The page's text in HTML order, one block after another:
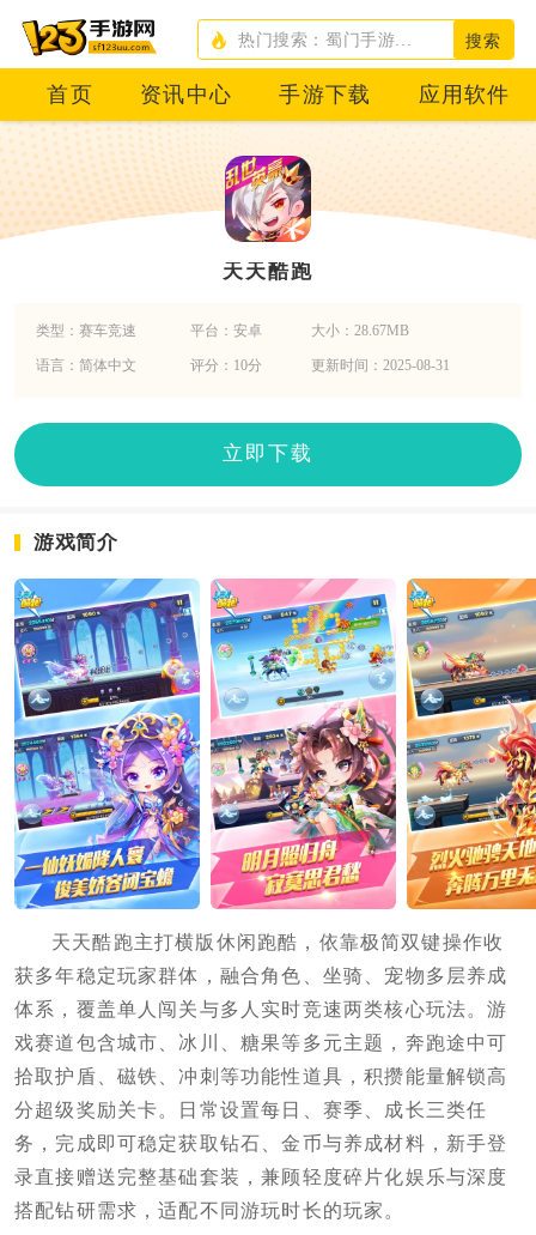
搜索
首页 资讯中心 手游下载 应用软件
天天酷跑
类型：赛车竞速 平台：安卓 大小：28.67MB
语言：简体中文 评分：10分 更新时间：2025-08-31
立即下载
游戏简介
天天酷跑主打横版休闲跑酷，依靠极简双键操作收
获多年稳定玩家群体，融合角色、坐骑、宠物多层养成
体系，覆盖单人闯关与多人实时竞速两类核心玩法。游
戏赛道包含城市、冰川、糖果等多元主题，奔跑途中可
拾取护盾、磁铁、冲刺等功能性道具，积攒能量解锁高
分超级奖励关卡。日常设置每日、赛季、成长三类任
务，完成即可稳定获取钻石、金币与养成材料，新手登
录直接赠送完整基础套装，兼顾轻度碎片化娱乐与深度
搭配钻研需求，适配不同游玩时长的玩家。